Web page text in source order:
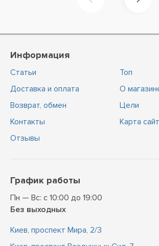
Информация
Статьи
Доставка и оплата
Возврат, обмен
Контакты
Отзывы
Топ
О
Цели
Карта
График работы
Пн — Вс: с 10:00 до 19:00
Без выходных
Киев, проспект Мира, 2/3